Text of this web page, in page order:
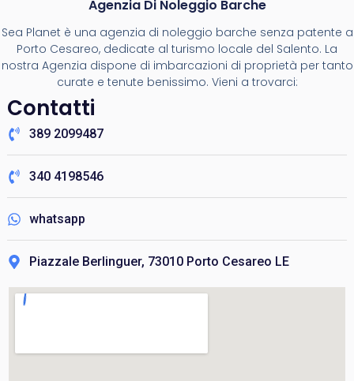
Agenzia Di Noleggio Barche
Sea Planet è una agenzia di noleggio barche senza patente a
Porto Cesareo, dedicate al turismo locale del Salento. La
nostra Agenzia dispone di imbarcazioni di proprietà per tanto
curate e tenute benissimo. Vieni a trovarci:
Contatti
389 2099487
340 4198546
whatsapp
Piazzale Berlinguer, 73010 Porto Cesareo LE